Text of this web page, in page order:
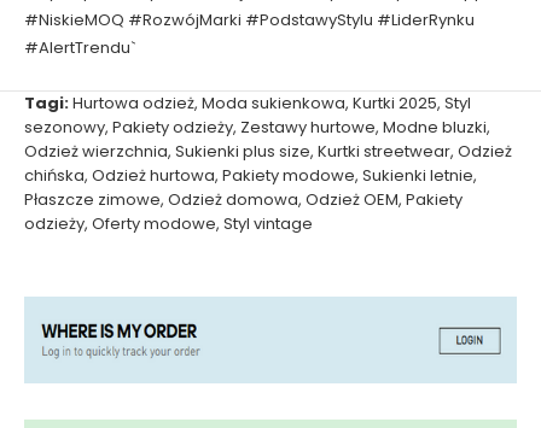
#NiskieMOQ #RozwójMarki #PodstawyStylu #LiderRynku
#AlertTrendu`
Tagi:Hurtowa odzież, Moda sukienkowa, Kurtki 2025, Styl
sezonowy, Pakiety odzieży, Zestawy hurtowe, Modne bluzki,
Odzież wierzchnia, Sukienki plus size, Kurtki streetwear, Odzież
chińska, Odzież hurtowa, Pakiety modowe, Sukienki letnie,
Płaszcze zimowe, Odzież domowa, Odzież OEM, Pakiety
odzieży, Oferty modowe, Styl vintage